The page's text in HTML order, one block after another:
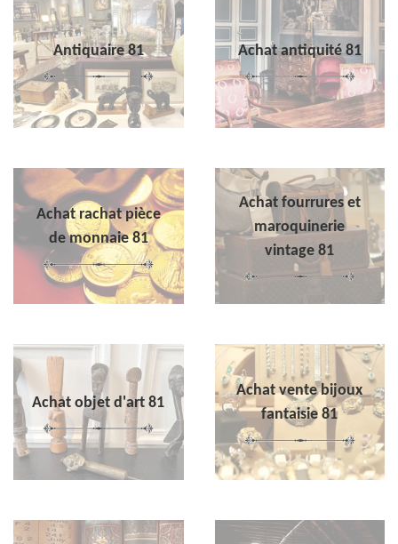
Antiquaire 81 Achat antiquité 81
Achat rachat pièce
de monnaie 81
Achat fourrures et
maroquinerie
vintage 81
Achat objet d'art 81
Achat vente bijoux
fantaisie 81